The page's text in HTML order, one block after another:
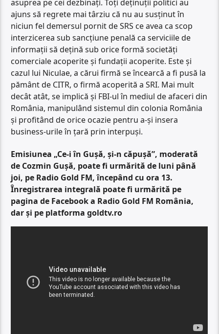
asuprea pe cei dezbinați. Toți deținuții politici au
ajuns să regrete mai târziu că nu au susținut în
niciun fel demersul pornit de SRS ce avea ca scop
interzicerea sub sancțiune penală ca serviciile de
informații să dețină sub orice formă societăți
comerciale acoperite și fundații acoperite. Este și
cazul lui Niculae, a cărui firmă se încearcă a fi pusă la
pământ de CITR, o firmă acoperită a SRI. Mai mult
decât atât, se implică și FBI-ul în mediul de afaceri din
România, manipulând sistemul din colonia România
și profitând de orice ocazie pentru a-și insera
business-urile în țară prin interpuși.
Emisiunea „Ce-i în Gușă, și-n căpușă”, moderată
de Cozmin Gușă, poate fi urmărită de luni până
joi, pe Radio Gold FM, începând cu ora 13.
Înregistrarea integrală poate fi urmărită pe
pagina de Facebook a Radio Gold FM România,
dar și pe platforma goldtv.ro